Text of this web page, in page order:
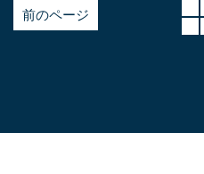
前のページ